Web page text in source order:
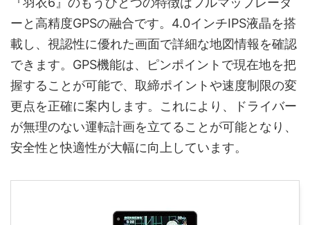
ーと高精度GPSの融合です。4.0インチIPS液晶を搭
載し、視認性に優れた画面で詳細な地図情報を確認
できます。GPS機能は、ピンポイントで現在地を把
握することが可能で、取締ポイントや速度制限の変
更点を正確に案内します。これにより、ドライバー
が無理のない運転計画を立てることが可能となり、
安全性と快適性が大幅に向上しています。